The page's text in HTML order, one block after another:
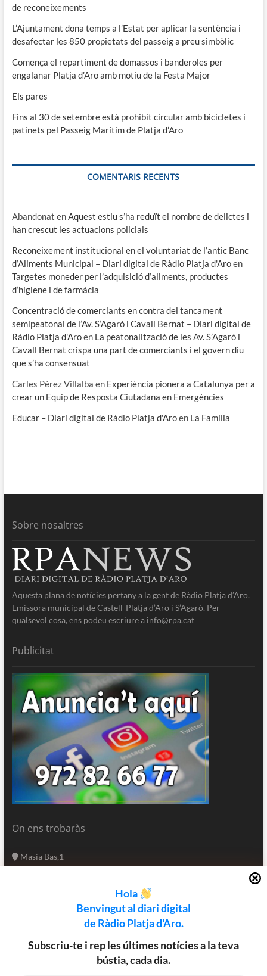
Hola
Benvingut al diari digital
de Ràdio Platja d'Aro.
Subscriu-te i rep les últimes notícies a la teva
bústia, cada dia.
de reconeixements
L’Ajuntament dona temps a l’Estat per aplicar la sentència i
desafectar les 850 propietats del passeig a preu simbòlic
Comença el repartiment de domassos i banderoles per
engalanar Platja d’Aro amb motiu de la Festa Major
Els pares
Fins al 30 de setembre està prohibit circular amb bicicletes i
patinets pel Passeig Marítim de Platja d’Aro
COMENTARIS RECENTS
Abandonat enAquest estiu s’ha reduït el nombre de delictes i
han crescut les actuacions policials
Reconeixement institucional en el voluntariat de l’antic Banc
d’Aliments Municipal – Diari digital de Ràdio Platja d'Aroen
Targetes moneder per l’adquisició d’aliments, productes
d’higiene i de farmàcia
Concentració de comerciants en contra del tancament
semipeatonal de l’Av. S’Agaró i Cavall Bernat – Diari digital de
Ràdio Platja d'Aroen La peatonalització de les Av. S’Agaró i
Cavall Bernat crispa una part de comerciants i el govern diu
que s’ha consensuat
Carles Pérez Villalba en Experiència pionera a Catalunya per a
crear un Equip de Resposta Ciutadana en Emergències
Educar – Diari digital de Ràdio Platja d'Aroen La Família
Sobre nosaltres
Aquesta plana de notícies pertany a la gent de Ràdio Platja d’Aro.
Emissora municipal de Castell-Platja d’Aro i S’Agaró. Per
qualsevol cosa, ens podeu escriure a info@rpa.cat
Publicitat
On ens trobaràs
Masia Bas,1
17250 Platja d'Aro
informatius@rpa.cat